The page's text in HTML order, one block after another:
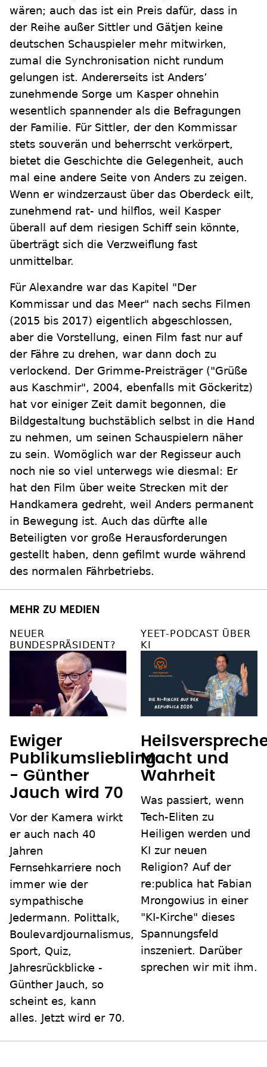
wären; auch das ist ein Preis dafür, dass in
der Reihe außer Sittler und Gätjen keine
deutschen Schauspieler mehr mitwirken,
zumal die Synchronisation nicht rundum
gelungen ist. Andererseits ist Anders’
zunehmende Sorge um Kasper ohnehin
wesentlich spannender als die Befragungen
der Familie. Für Sittler, der den Kommissar
stets souverän und beherrscht verkörpert,
bietet die Geschichte die Gelegenheit, auch
mal eine andere Seite von Anders zu zeigen.
Wenn er windzerzaust über das Oberdeck eilt,
zunehmend rat- und hilflos, weil Kasper
überall auf dem riesigen Schiff sein könnte,
überträgt sich die Verzweiflung fast
unmittelbar.
Für Alexandre war das Kapitel "Der
Kommissar und das Meer" nach sechs Filmen
(2015 bis 2017) eigentlich abgeschlossen,
aber die Vorstellung, einen Film fast nur auf
der Fähre zu drehen, war dann doch zu
verlockend. Der Grimme-Preisträger ("Grüße
aus Kaschmir", 2004, ebenfalls mit Göckeritz)
hat vor einiger Zeit damit begonnen, die
Bildgestaltung buchstäblich selbst in die Hand
zu nehmen, um seinen Schauspielern näher
zu sein. Womöglich war der Regisseur auch
noch nie so viel unterwegs wie diesmal: Er
hat den Film über weite Strecken mit der
Handkamera gedreht, weil Anders permanent
in Bewegung ist. Auch das dürfte alle
Beteiligten vor große Herausforderungen
gestellt haben, denn gefilmt wurde während
des normalen Fährbetriebs.
MEHR ZU MEDIEN
NEUER
BUNDESPRÄSIDENT?
Ewiger
Publikumsliebling
- Günther
Jauch wird 70
Vor der Kamera wirkt
er auch nach 40
Jahren
Fernsehkarriere noch
immer wie der
sympathische
Jedermann. Polittalk,
Boulevardjournalismus,
Sport, Quiz,
Jahresrückblicke -
Günther Jauch, so
scheint es, kann
alles. Jetzt wird er 70.
YEET-PODCAST ÜBER
KI
Macht und
Wahrheit
Was passiert, wenn
Tech-Eliten zu
Heiligen werden und
KI zur neuen
Religion? Auf der
re:publica hat Fabian
Mrongowius in einer
"KI-Kirche" dieses
Spannungsfeld
inszeniert. Darüber
sprechen wir mit ihm.